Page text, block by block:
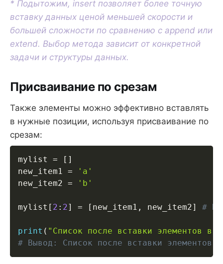
* Подытожим, insert позволяет более точную
вставку данных ценой меньшей скорости и
большей сложности по сравнению с append или
extend. Выбор метода зависит от конкретной
задачи и структуры данных.
Присваивание по срезам
Также элементы можно эффективно вставлять
в нужные позиции, используя присваивание по
срезам:
mylist = [ ]
new_item1 =
'a'
new_item2 = 'b'
mylist [ 2 : 2] = [ new_item1 , new_item2] # На
print ( "Список после вставки элементов в
# Вывод: Список после вставки